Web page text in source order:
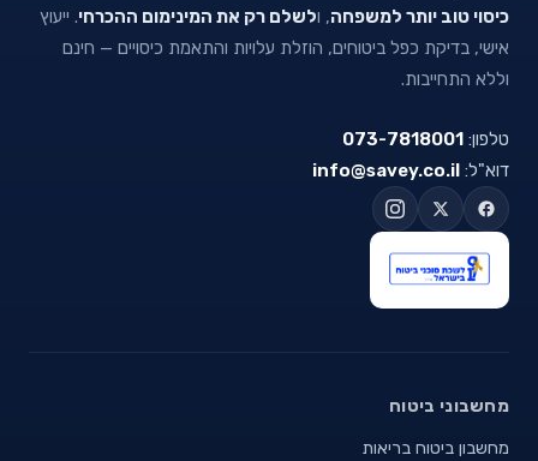
כיסוי טוב יותר למשפחה, ולשלם רק את המינימום ההכרחי. ייעוץ
אישי, בדיקת כפל ביטוחים, הוזלת עלויות והתאמת כיסויים — חינם
וללא התחייבות.
טלפון: 073-7818001
דוא"ל: info@savey.co.il
מחשבוני ביטוח
מחשבון ביטוח בריאות